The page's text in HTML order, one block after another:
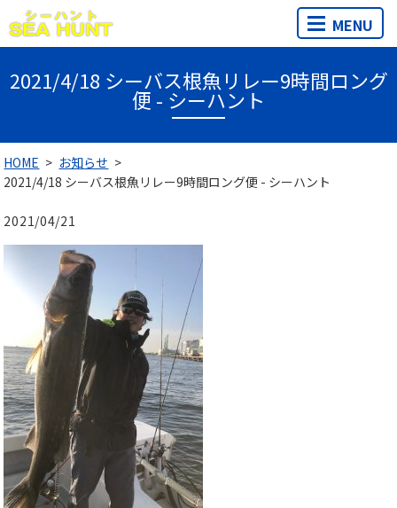
MENU
2021/4/18 シーバス根魚リレー9時間ロング
便 - シーハント
HOME
お知らせ
2021/4/18 シーバス根魚リレー9時間ロング便 - シーハント
2021/04/21